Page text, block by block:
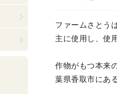
ファームさとう
主に使用し、使
作物がもつ本来
葉県香取市にあ